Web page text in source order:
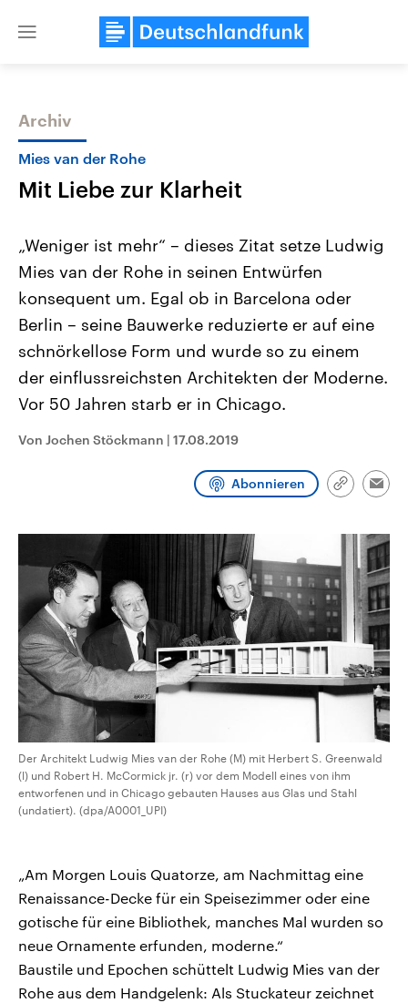
Close
Themen
Landtagswahl Sachsen-Anhalt
2026
Alle Informationen
Sachsen-Anhalt wählt am 6.
September 2026 einen neuen
Bundesland von einer Koalition aus
Umfragen, Prognosen,
Wahlprogramme, aktuelle Berichte
und Kandidaten der anstehenden
USA
Aktuelle Beiträge,
Hintergründe
Wirtschaftlich und
gehören die Vereinigten
mit großem Einfluss auf
Archiv
Mies van der Rohe
Mit Liebe zur Klarheit
„Weniger ist mehr“ – dieses Zitat setze Ludwig
Mies van der Rohe in seinen Entwürfen
konsequent um. Egal ob in Barcelona oder
Berlin – seine Bauwerke reduzierte er auf eine
schnörkellose Form und wurde so zu einem
der einflussreichsten Architekten der Moderne.
Vor 50 Jahren starb er in Chicago.
Von Jochen Stöckmann | 17.08.2019
Abonnieren
Link
Der Architekt Ludwig Mies van der Rohe (M) mit Herbert S. Greenwald
(l) und Robert H. McCormick jr. (r) vor dem Modell eines von ihm
entworfenen und in Chicago gebauten Hauses aus Glas und Stahl
(undatiert). (dpa/A0001_UPI)
„Am Morgen Louis Quatorze, am Nachmittag eine
Renaissance-Decke für ein Speisezimmer oder eine
gotische für eine Bibliothek, manches Mal wurden so
neue Ornamente erfunden, moderne.“
Baustile und Epochen schüttelt Ludwig Mies van der
Rohe aus dem Handgelenk: Als Stuckateur zeichnet